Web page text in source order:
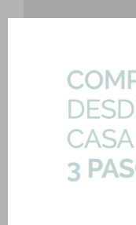
Bolsa
Art: P-